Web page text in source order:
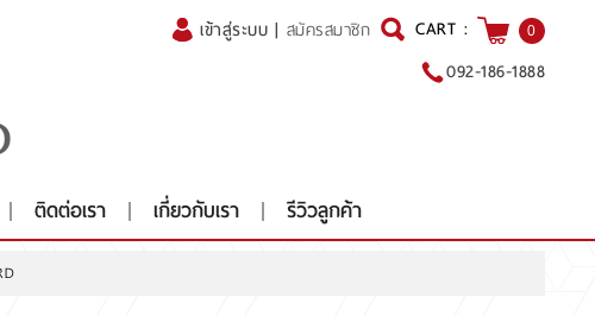
เข้าสู่ระบบ | สมัครสมาชิก CART : 0
092-186-1888
ติดต่อเรา เกี่ยวกับเรา รีวิวลูกค้า